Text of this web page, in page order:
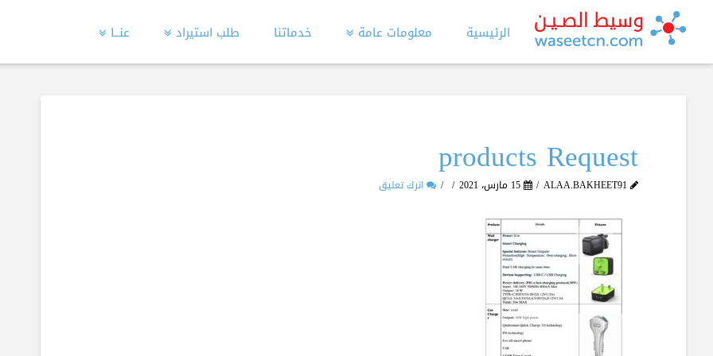
الرئيسية معلومات عامة خدماتنا طلب استيراد عنــا
products Request
ALAA.BAKHEET91 15 مارس، 2021 اترك تعليق